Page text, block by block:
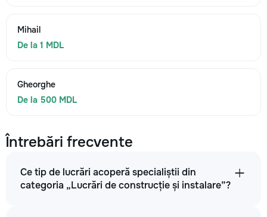
Mihail
De la 1 MDL
Gheorghe
De la 500 MDL
Întrebări frecvente
Ce tip de lucrări acoperă specialiștii din
categoria „Lucrări de construcție și instalare”?